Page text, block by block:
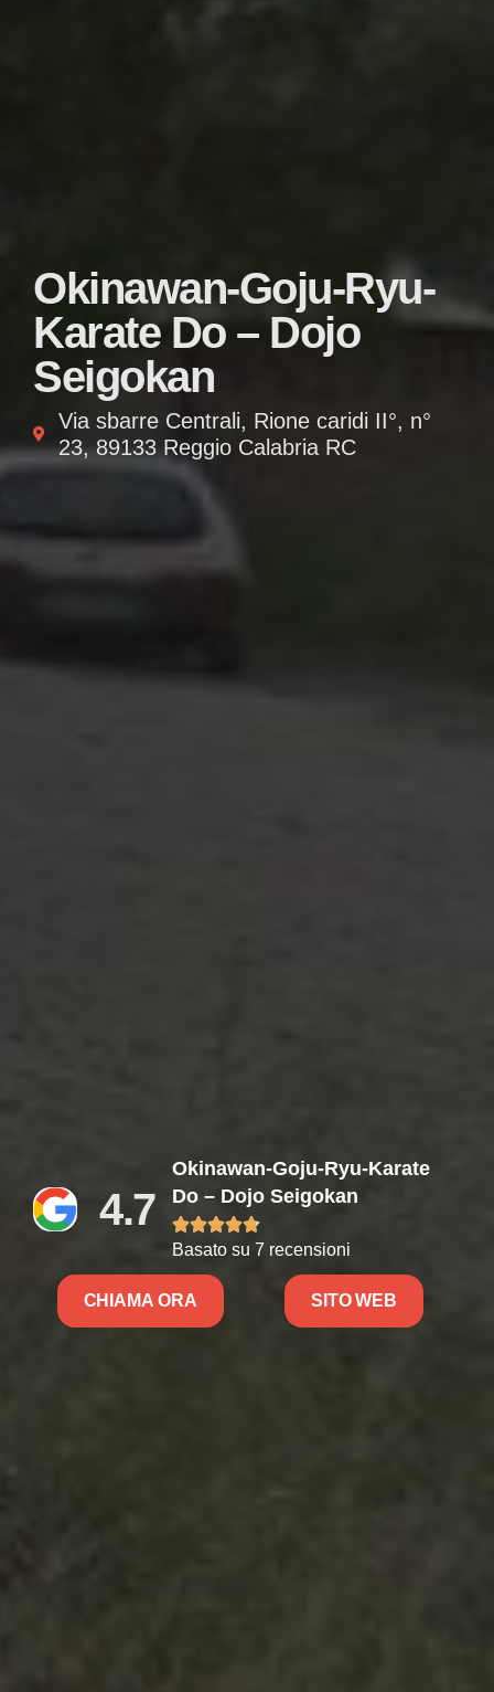
Okinawan-Goju-Ryu-
Karate Do – Dojo
Seigokan
Via sbarre Centrali, Rione caridi II°, n°
23, 89133 Reggio Calabria RC
4.7
Okinawan-Goju-Ryu-Karate
Do – Dojo Seigokan

Basato su 7 recensioni
CHIAMA ORA SITO WEB